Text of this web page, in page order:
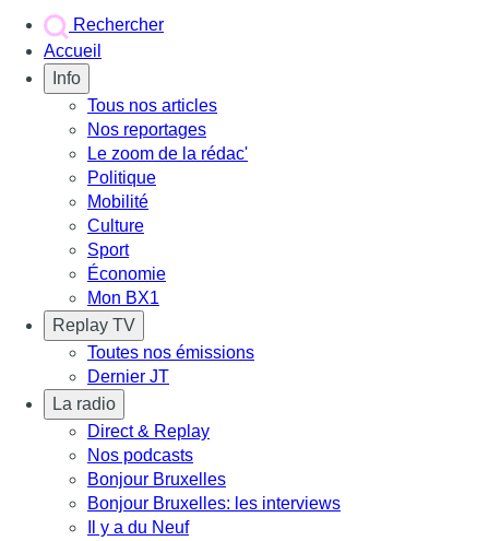
Rechercher
Accueil
Info
Tous nos articles
Nos reportages
Le zoom de la rédac'
Politique
Mobilité
Culture
Sport
Économie
Mon BX1
Replay TV
Toutes nos émissions
Dernier JT
La radio
Direct & Replay
Nos podcasts
Bonjour Bruxelles
Bonjour Bruxelles: les interviews
Il y a du Neuf